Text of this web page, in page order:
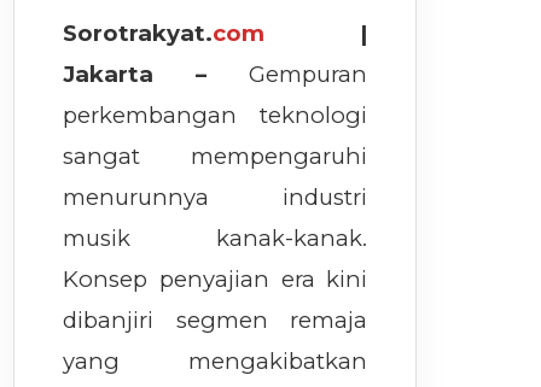
Sorotrakyat.com |
Jakarta –Gempuran
perkembangan teknologi
sangat mempengaruhi
menurunnya industri
musik kanak-kanak.
Konsep penyajian era kini
dibanjiri segmen remaja
yang mengakibatkan